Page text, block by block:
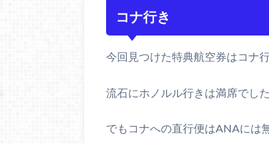
コナ行き
今回見つけた特典航空券はコナ
流石にホノルル行きは満席でし
でもコナへの直行便はANAには